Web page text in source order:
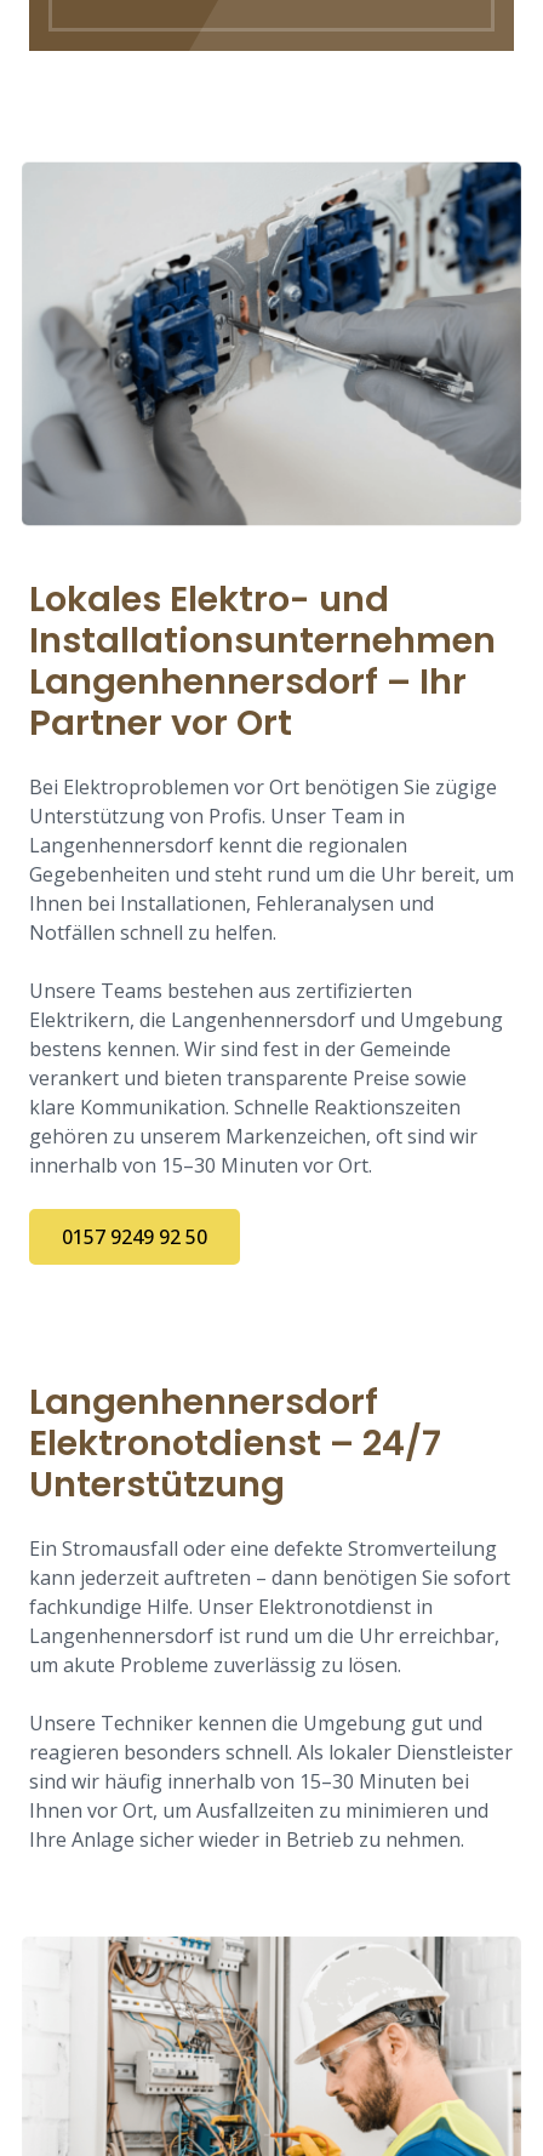
Lokales Elektro- und
Installationsunternehmen
Langenhennersdorf – Ihr
Partner vor Ort
Bei Elektroproblemen vor Ort benötigen Sie zügige
Unterstützung von Profis. Unser Team in
Langenhennersdorf kennt die regionalen
Gegebenheiten und steht rund um die Uhr bereit, um
Ihnen bei Installationen, Fehleranalysen und
Notfällen schnell zu helfen.
Unsere Teams bestehen aus zertifizierten
Elektrikern, die Langenhennersdorf und Umgebung
bestens kennen. Wir sind fest in der Gemeinde
verankert und bieten transparente Preise sowie
klare Kommunikation. Schnelle Reaktionszeiten
gehören zu unserem Markenzeichen, oft sind wir
innerhalb von 15–30 Minuten vor Ort.
0157 9249 92 50
Langenhennersdorf
Elektronotdienst – 24/7
Unterstützung
Ein Stromausfall oder eine defekte Stromverteilung
kann jederzeit auftreten – dann benötigen Sie sofort
fachkundige Hilfe. Unser Elektronotdienst in
Langenhennersdorf ist rund um die Uhr erreichbar,
um akute Probleme zuverlässig zu lösen.
Unsere Techniker kennen die Umgebung gut und
reagieren besonders schnell. Als lokaler Dienstleister
sind wir häufig innerhalb von 15–30 Minuten bei
Ihnen vor Ort, um Ausfallzeiten zu minimieren und
Ihre Anlage sicher wieder in Betrieb zu nehmen.